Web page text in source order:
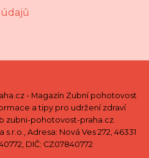
- Magazín Zubní pohotovost
a tipy pro udržení zdraví
zubni-pohotovost-praha.cz.
Adresa: Nová Ves 272, 46331
DIČ: CZ07840772